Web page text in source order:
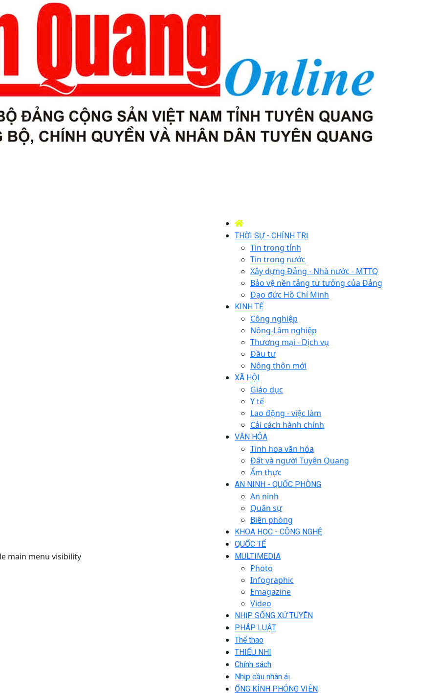
main menu visibility
THỜI SỰ - CHÍNH TRỊ
Tin trong tỉnh
Tin trong nước
Xây dựng Đảng - Nhà nước - MTTQ
Bảo vệ nền tảng tư tưởng của Đảng
Đạo đức Hồ Chí Minh
KINH TẾ
Công nghiệp
Nông-Lâm nghiệp
Thương mại - Dịch vụ
Đầu tư
Nông thôn mới
XÃ HỘI
Giáo dục
Y tế
Lao động - việc làm
Cải cách hành chính
VĂN HÓA
Tinh hoa văn hóa
Đất và người Tuyên Quang
Ẩm thực
AN NINH - QUỐC PHÒNG
An ninh
Quân sự
Biên phòng
KHOA HỌC - CÔNG NGHỆ
QUỐC TẾ
MULTIMEDIA
Photo
Infographic
Emagazine
Video
NHỊP SỐNG XỨ TUYÊN
PHÁP LUẬT
Thể thao
THIẾU NHI
Chính sách
Nhịp cầu nhân ái
ỐNG KÍNH PHÓNG VIÊN